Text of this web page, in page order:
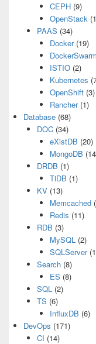
CEPH (9)
OpenStack
PAAS (34)
Docker(19)
DockerSwarm
ISTIO (2)
Kubernetes
OpenShift (3)
Rancher(1)
Database (68)
DOC(34)
eXistDB (20)
MongoDB
DRDB (1)
TiDB (1)
KV(13)
Memcached
Redis (11)
RDB (3)
MySQL (2)
SQLServer
Search(8)
ES (8)
SQL(2)
TS (6)
InfluxDB (6)
DevOps (171)
CI (14)